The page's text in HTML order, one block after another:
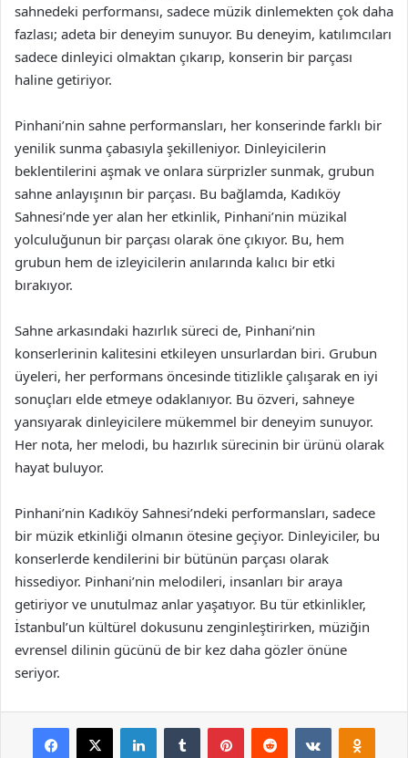
sahnedeki performansı, sadece müzik dinlemekten çok daha
fazlası; adeta bir deneyim sunuyor. Bu deneyim, katılımcıları
sadece dinleyici olmaktan çıkarıp, konserin bir parçası
haline getiriyor.
Pinhani’nin sahne performansları, her konserinde farklı bir
yenilik sunma çabasıyla şekilleniyor. Dinleyicilerin
beklentilerini aşmak ve onlara sürprizler sunmak, grubun
sahne anlayışının bir parçası. Bu bağlamda, Kadıköy
Sahnesi’nde yer alan her etkinlik, Pinhani’nin müzikal
yolculuğunun bir parçası olarak öne çıkıyor. Bu, hem
grubun hem de izleyicilerin anılarında kalıcı bir etki
bırakıyor.
Sahne arkasındaki hazırlık süreci de, Pinhani’nin
konserlerinin kalitesini etkileyen unsurlardan biri. Grubun
üyeleri, her performans öncesinde titizlikle çalışarak en iyi
sonuçları elde etmeye odaklanıyor. Bu özveri, sahneye
yansıyarak dinleyicilere mükemmel bir deneyim sunuyor.
Her nota, her melodi, bu hazırlık sürecinin bir ürünü olarak
hayat buluyor.
Pinhani’nin Kadıköy Sahnesi’ndeki performansları, sadece
bir müzik etkinliği olmanın ötesine geçiyor. Dinleyiciler, bu
konserlerde kendilerini bir bütünün parçası olarak
hissediyor. Pinhani’nin melodileri, insanları bir araya
getiriyor ve unutulmaz anlar yaşatıyor. Bu tür etkinlikler,
İstanbul’un kültürel dokusunu zenginleştirirken, müziğin
evrensel dilinin gücünü de bir kez daha gözler önüne
seriyor.
Facebook
X LinkedInTumblr PinterestReddit VKontakte